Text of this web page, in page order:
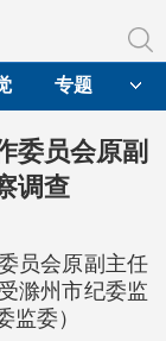
专题
委员会原副
调查
员会原副主任
滁州市纪委监
监委）